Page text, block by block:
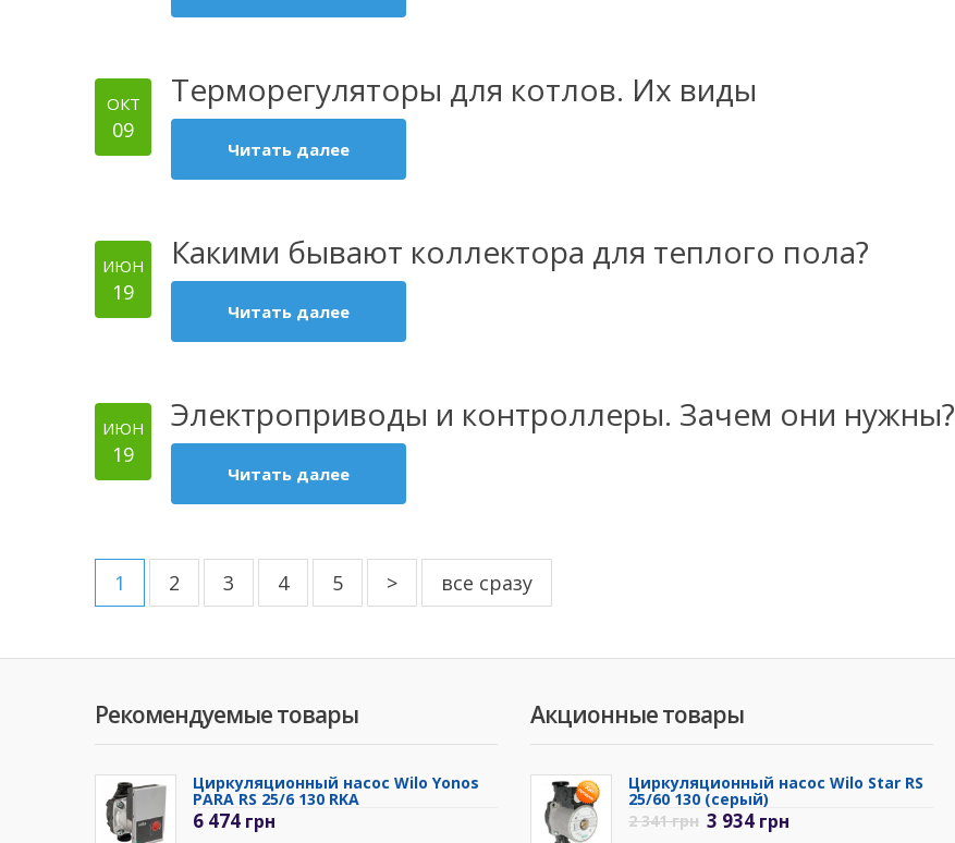
ОКТ
09
Терморегуляторы для котлов. Их виды
Читать далее
ИЮН
19
Какими бывают коллектора для теплого пола?
Читать далее
ИЮН
19
Электроприводы и контроллеры. Зачем они нужны?
Читать далее
1 2 3 4 5 > все сразу
Рекомендуемые товары
Циркуляционный насос Wilo Yonos
PARA RS 25/6 130 RKA
6 474 грн
Акционные товары
Циркуляционный насос Wilo Star RS
25/60 130 (серый)
2 341грн 3 934 грн